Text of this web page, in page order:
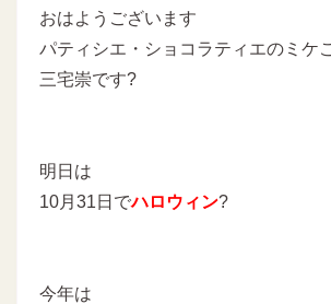
おはようございます
パティシエ・ショコラティエのミケ
三宅崇です?
明日は
10月31日でハロウィン?
今年は